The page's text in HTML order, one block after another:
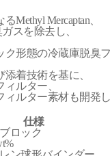
Methyl Mercaptan、
スを除去し、
形態の冷蔵庫脱臭
着技術を基に、
ルター、
ルター素材も開発
仕様
ロック